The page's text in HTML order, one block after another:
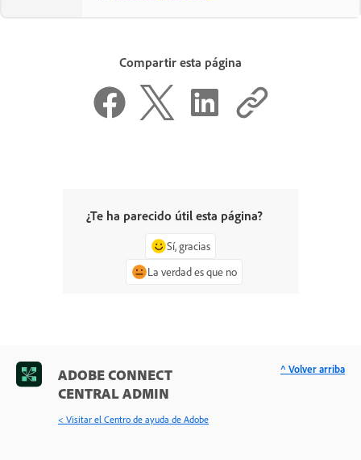
Compartir esta página
¿Te ha parecido útil esta página?
Sí, gracias
La verdad es que no
ADOBE CONNECT
CENTRAL ADMIN
< Visitar el Centro de ayuda de Adobe
^ Volver arriba